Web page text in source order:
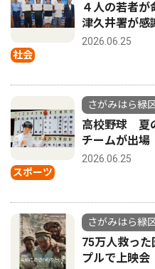
社会
４人の若者
津久井署が感
2026.06.25
スポーツ
さがみはら緑
高校野球 夏
チームが出場
2026.06.25
さがみはら緑
75万人救っ
プルで上映会